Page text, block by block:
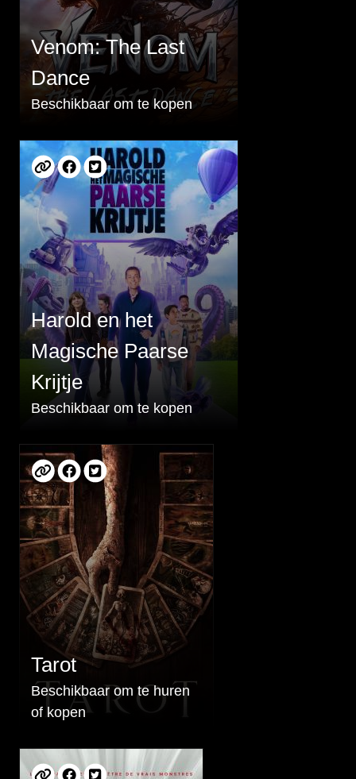
Venom: The Last
Dance
Beschikbaar om te kopen
Harold en het
Magische Paarse
Krijtje
Beschikbaar om te kopen
Tarot
Beschikbaar om te huren
of kopen